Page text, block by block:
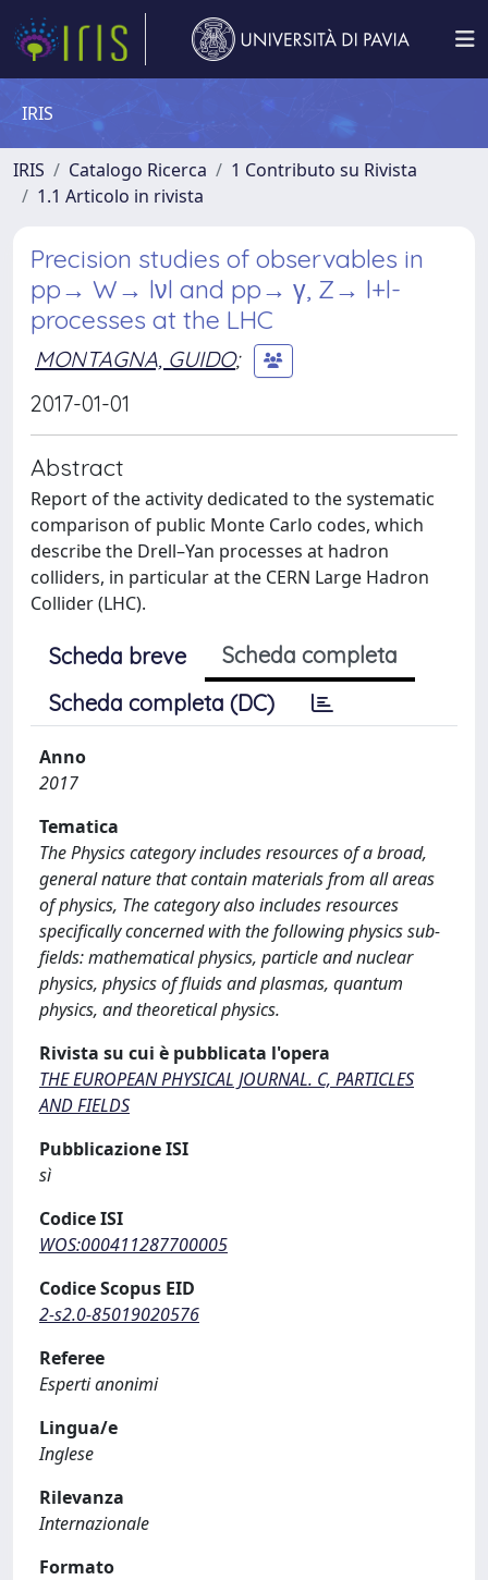
IRIS
IRIS Catalogo Ricerca
1 Contributo su Rivista
1.1 Articolo in rivista
Precision studies of observables in
pp→ W→ lνl and pp→ γ, Z→ l+l-
processes at the LHC
MONTAGNA, GUIDO;
2017-01-01
Abstract
Report of the activity dedicated to the systematic
comparison of public Monte Carlo codes, which
describe the Drell–Yan processes at hadron
colliders, in particular at the CERN Large Hadron
Collider (LHC).
Scheda breve
Scheda completa
Scheda completa (DC)
Anno
2017
Tematica
The Physics category includes resources of a broad,
general nature that contain materials from all areas
of physics, The category also includes resources
specifically concerned with the following physics sub-
fields: mathematical physics, particle and nuclear
physics, physics of fluids and plasmas, quantum
physics, and theoretical physics.
Rivista su cui è pubblicata l'opera
THE EUROPEAN PHYSICAL JOURNAL. C, PARTICLES
AND FIELDS
Pubblicazione ISI
sì
Codice ISI
WOS:000411287700005
Codice Scopus EID
2-s2.0-85019020576
Referee
Esperti anonimi
Lingua/e
Inglese
Rilevanza
Internazionale
Formato